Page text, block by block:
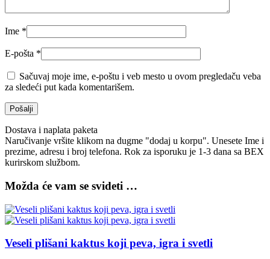
Ime *
E-pošta *
Sačuvaj moje ime, e-poštu i veb mesto u ovom pregledaču veba
za sledeći put kada komentarišem.
Dostava i naplata paketa
Naručivanje vršite klikom na dugme "dodaj u korpu". Unesete Ime i
prezime, adresu i broj telefona. Rok za isporuku je 1-3 dana sa BEX
kurirskom službom.
Možda će vam se svideti …
Veseli plišani kaktus koji peva, igra i svetli